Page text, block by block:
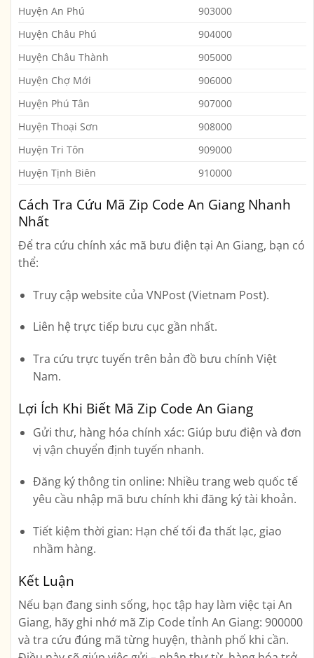
Huyện An Phú
903000
Huyện Châu Phú
904000
Huyện Châu Thành
905000
Huyện Chợ Mới
906000
Huyện Phú Tân
907000
Huyện Thoại Sơn
908000
Huyện Tri Tôn
909000
Huyện Tịnh Biên
910000
Cách Tra Cứu Mã Zip Code An Giang Nhanh
Nhất
Để tra cứu chính xác mã bưu điện tại An Giang, bạn có
thể:
Truy cập website của VNPost (Vietnam Post).
Liên hệ trực tiếp bưu cục gần nhất.
Tra cứu trực tuyến trên bản đồ bưu chính Việt
Nam.
Lợi Ích Khi Biết Mã Zip Code An Giang
Gửi thư, hàng hóa chính xác: Giúp bưu điện và đơn
vị vận chuyển định tuyến nhanh.
Đăng ký thông tin online: Nhiều trang web quốc tế
yêu cầu nhập mã bưu chính khi đăng ký tài khoản.
Tiết kiệm thời gian: Hạn chế tối đa thất lạc, giao
nhầm hàng.
Kết Luận
Nếu bạn đang sinh sống, học tập hay làm việc tại An
Giang, hãy ghi nhớ mã Zip Code tỉnh An Giang: 900000
và tra cứu đúng mã từng huyện, thành phố khi cần.